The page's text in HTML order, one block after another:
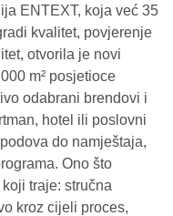
ENTEXT, koja već 35
kvalitet, povjerenje
otvorila je novi
m² posjetioce
odabrani brendovi i
hotel ili poslovni
do namještaja,
Ono što
traje: stručna
kroz cijeli proces,